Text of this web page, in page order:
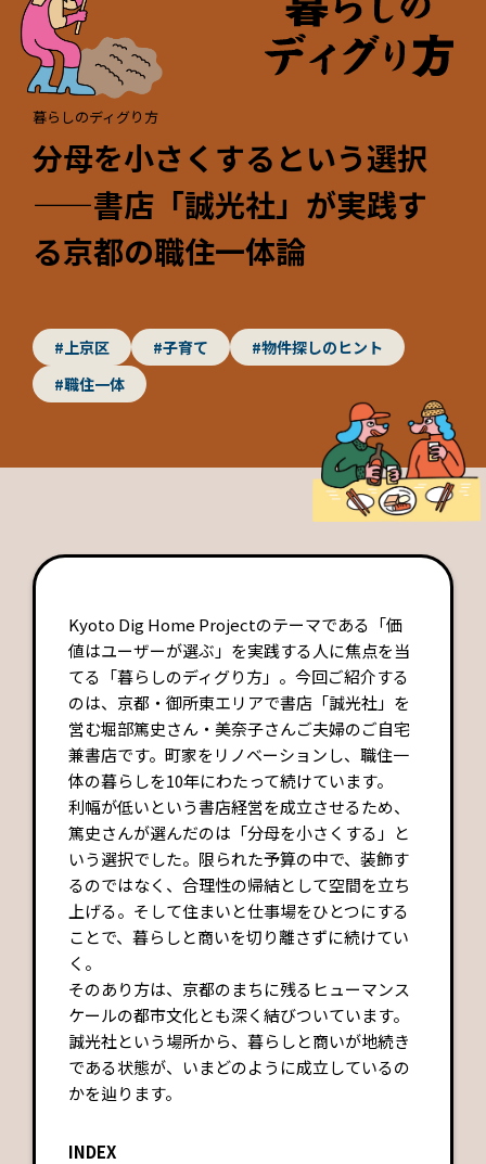
暮らしのディグり方
分母を小さくするという選択
——書店「誠光社」が実践す
る京都の職住一体論
#上京区 #子育て
#物件探しのヒント
#職住一体
Kyoto Dig Home Projectのテーマである「価
値はユーザーが選ぶ」を実践する人に焦点を当
てる「暮らしのディグり方」。今回ご紹介する
のは、京都・御所東エリアで書店「誠光社」を
営む堀部篤史さん・美奈子さんご夫婦のご自宅
兼書店です。町家をリノベーションし、職住一
体の暮らしを10年にわたって続けています。
利幅が低いという書店経営を成立させるため、
篤史さんが選んだのは「分母を小さくする」と
いう選択でした。限られた予算の中で、装飾す
るのではなく、合理性の帰結として空間を立ち
上げる。そして住まいと仕事場をひとつにする
ことで、暮らしと商いを切り離さずに続けてい
く。
そのあり方は、京都のまちに残るヒューマンス
ケールの都市文化とも深く結びついています。
誠光社という場所から、暮らしと商いが地続き
である状態が、いまどのように成立しているの
かを辿ります。
INDEX